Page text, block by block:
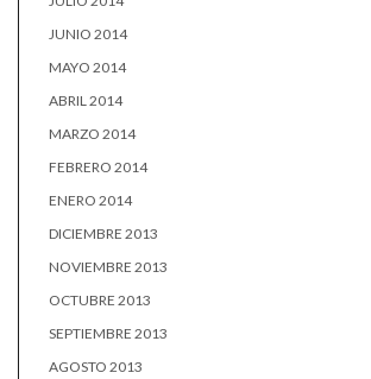
JUNIO 2014
MAYO 2014
ABRIL 2014
MARZO 2014
FEBRERO 2014
ENERO 2014
DICIEMBRE 2013
NOVIEMBRE 2013
OCTUBRE 2013
SEPTIEMBRE 2013
AGOSTO 2013